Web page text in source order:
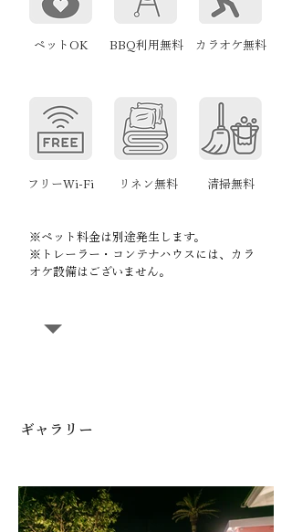
ペットOK BBQ利用無料 カラオケ無料
フリーWi-Fi ​リネン無料 清掃無料
※ペット料金は別途発生します。​
​※トレーラー・コンテナハウスには、カラ
オケ設備はございません。
ギャラリー